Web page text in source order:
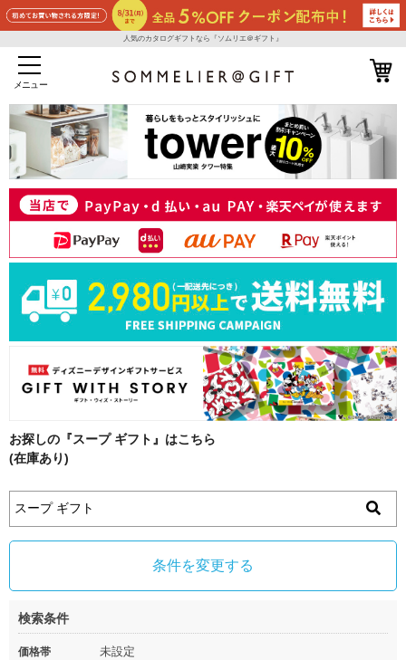
人気のカタログギフトなら『ソムリエ＠ギフト』
メニュー
お探しの『スープ ギフト』はこちら
(在庫あり)
条件を変更する
検索条件
価格帯 未設定